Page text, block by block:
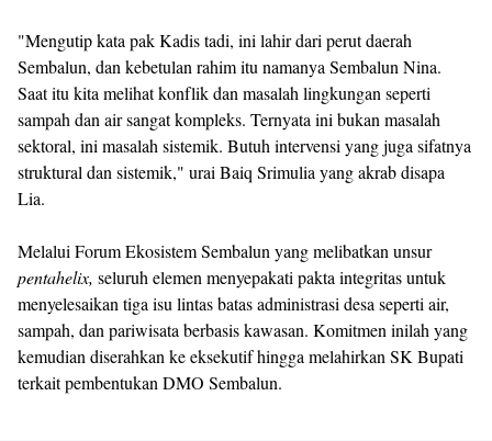
"Mengutip kata pak Kadis tadi, ini lahir dari perut daerah
Sembalun, dan kebetulan rahim itu namanya Sembalun Nina.
Saat itu kita melihat konflik dan masalah lingkungan seperti
sampah dan air sangat kompleks. Ternyata ini bukan masalah
sektoral, ini masalah sistemik. Butuh intervensi yang juga sifatnya
struktural dan sistemik," urai Baiq Srimulia yang akrab disapa
Lia.
Melalui Forum Ekosistem Sembalun yang melibatkan unsur
pentahelix, seluruh elemen menyepakati pakta integritas untuk
menyelesaikan tiga isu lintas batas administrasi desa seperti air,
sampah, dan pariwisata berbasis kawasan. Komitmen inilah yang
kemudian diserahkan ke eksekutif hingga melahirkan SK Bupati
terkait pembentukan DMO Sembalun.